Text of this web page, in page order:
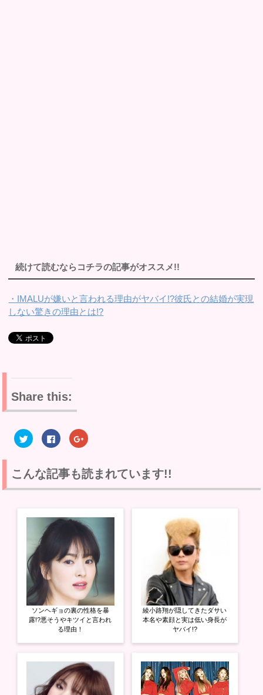
続けて読むならコチラの記事がオススメ!!
・IMALUが嫌いと言われる理由がヤバイ!?彼氏との結婚が実現
しない驚きの理由とは!?
Share this:
ク
リ
て
T
w
i
新
し
い
ウ
ィ
ン
ド
ウ
で
開
す
F
a
o
o
k
で
る
ッ
ク
し
く
だ
さ
い
(
新
し
い
ウ
ド
ウ
で
開
き
ク
リ
て
G
o
o
で
共
有
(
新
し
い
ウ
ィ
ン
ド
ウ
で
開
す
こんな記事も読まれています!!
ソンヘギョの裏の性格を暴
露!?悪そうやキツイと言われ
る理由！
綾小路翔が隠してきたダサい
本名や素顔と実は低い身長が
ヤバイ!?